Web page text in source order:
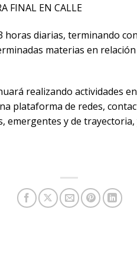
FINAL EN CALLE
horas diarias, terminando
materias en
realizando actividades
plataforma de redes,
emergentes y de